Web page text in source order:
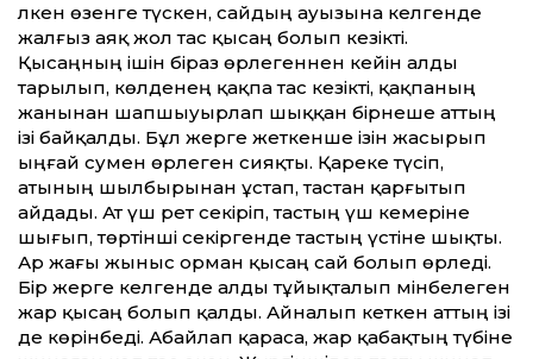
Үлкен өзенге түскен, сайдың ауызына келгенде
жалғыз аяқ жол тас қысаң болып кезікті.
Қысаңның ішін біраз өрлегеннен кейін алды
тарылып, көлденең қақпа тас кезікті, қақпаның
жанынан шапшыуырлап шыққан бірнеше аттың
ізі байқалды. Бұл жерге жеткенше ізін жасырып
ыңғай сумен өрлеген сияқты. Қареке түсіп,
атының шыл­бырынан ұстап, тастан қарғытып
айда­ды. Ат үш рет секіріп, тастың үш ке­меріне
шығып, төртінші секіргенде тастың үстіне шықты.
Ар жағы жыныс орман қысаң сай болып өрледі.
Бір жерге келгенде алды тұйықталып мінбелеген
жар қысаң болып қалды. Айналып кеткен аттың ізі
де көрінбеді. Абайлап қараса, жар қабақтың түбіне